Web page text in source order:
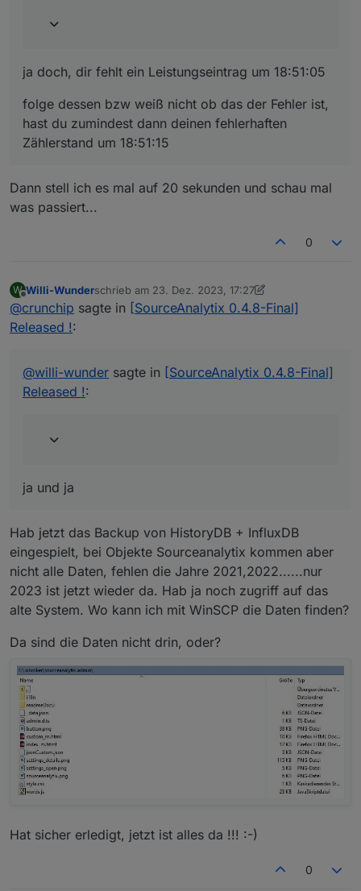
ja doch, dir fehlt ein Leistungseintrag um 18:51:05
folge dessen bzw weiß nicht ob das der Fehler ist,
hast du zumindest dann deinen fehlerhaften
Zählerstand um 18:51:15
Dann stell ich es mal auf 20 sekunden und schau mal
was passiert...
0
W Willi-Wunderschrieb am 23. Dez. 2023, 17:27
zuletzt editiert von Willi-Wunder
@crunchip sagte in [SourceAnalytix 0.4.8-Final]
Released !:
@willi-wunder sagte in [SourceAnalytix 0.4.8-Final]
Released !:
ja und ja
Hab jetzt das Backup von HistoryDB + InfluxDB
eingespielt, bei Objekte Sourceanalytix kommen aber
nicht alle Daten, fehlen die Jahre 2021,2022......nur
2023 ist jetzt wieder da. Hab ja noch zugriff auf das
alte System. Wo kann ich mit WinSCP die Daten finden?
Da sind die Daten nicht drin, oder?
Hat sicher erledigt, jetzt ist alles da !!! :-)
0